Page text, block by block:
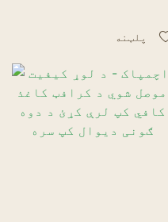
پلټنه